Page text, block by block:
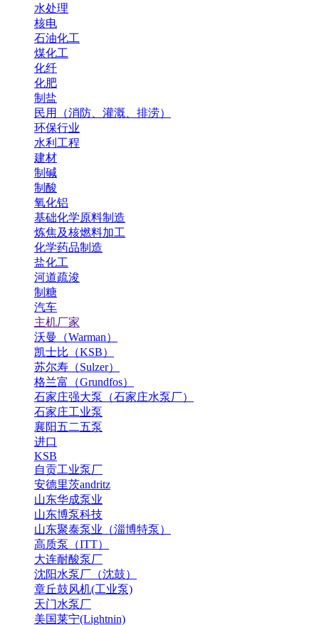
水处理
核电
石油化工
煤化工
化纤
化肥
制盐
民用（消防、灌溉、排涝）
环保行业
水利工程
建材
制碱
制酸
氧化铝
基础化学原料制造
炼焦及核燃料加工
化学药品制造
盐化工
河道疏浚
制糖
汽车
主机厂家
沃曼（Warman）
凯士比（KSB）
苏尔寿（Sulzer）
格兰富（Grundfos）
石家庄强大泵（石家庄水泵厂）
石家庄工业泵
襄阳五二五泵
进口
KSB
自贡工业泵厂
安德里茨andritz
山东华成泵业
山东博泵科技
山东聚泰泵业（淄博特泵）
高质泵（ITT）
大连耐酸泵厂
沈阳水泵厂（沈鼓）
章丘鼓风机(工业泵)
天门水泵厂
美国莱宁(Lightnin)